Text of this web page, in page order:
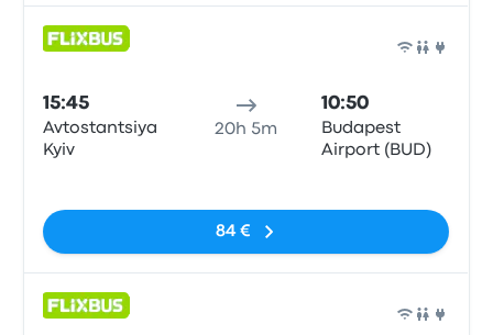
15:45
Avtostantsiya
Kyiv
20h 5m
10:50
Budapest
Airport (BUD)
84 €